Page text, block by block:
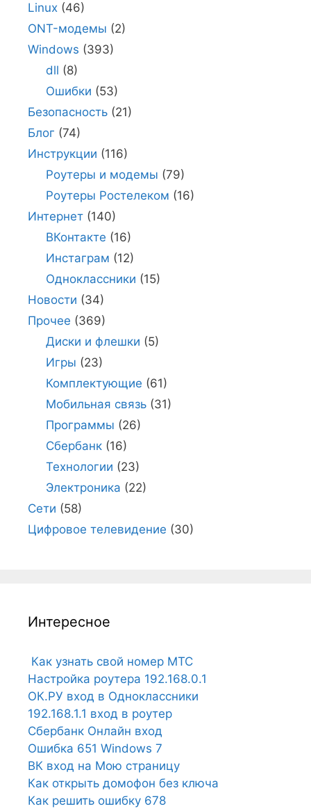
Linux (46)
ONT-модемы (2)
Windows (393)
dll (8)
Ошибки (53)
Безопасность (21)
Блог (74)
Инструкции (116)
Роутеры и модемы (79)
Роутеры Ростелеком (16)
Интернет (140)
ВКонтакте (16)
Инстаграм (12)
Одноклассники (15)
Новости (34)
Прочее (369)
Диски и флешки (5)
Игры (23)
Комплектующие (61)
Мобильная связь(31)
Программы (26)
Сбербанк(16)
Технологии (23)
Электроника (22)
Сети (58)
Цифровое телевидение (30)
Интересное
Как узнать свой номер МТС
Настройка роутера 192.168.0.1
ОК.РУ вход в Одноклассники
192.168.1.1 вход в роутер
Сбербанк Онлайн вход
Ошибка 651 Windows 7
ВК вход на Мою страницу
Как открыть домофон без ключа
Как решить ошибку 678